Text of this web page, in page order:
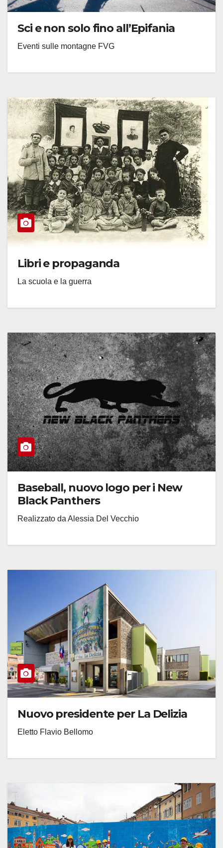
Sci e non solo fino all’Epifania
Eventi sulle montagne FVG
Libri e propaganda
La scuola e la guerra
Baseball, nuovo logo per i New
Black Panthers
Realizzato da Alessia Del Vecchio
Nuovo presidente per La Delizia
Eletto Flavio Bellomo